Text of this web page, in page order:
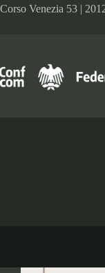
Salta
Corso Venezia 53 |